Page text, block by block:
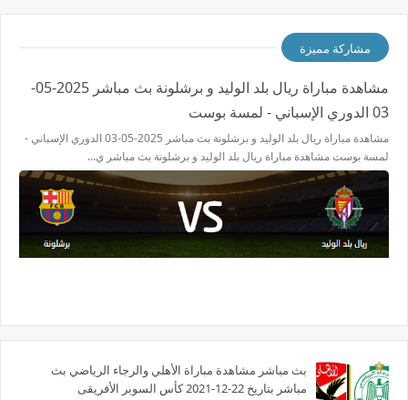
مشاركة مميزة
مشاهدة مباراة ريال بلد الوليد و برشلونة بث مباشر 2025-05-
03 الدوري الإسباني - لمسة بوست
مشاهدة مباراة ريال بلد الوليد و برشلونة بث مباشر 2025-05-03 الدوري الإسباني -
لمسة بوست مشاهدة مباراة ريال بلد الوليد و برشلونة بث مباشر ي…
بث مباشر مشاهدة مباراة الأهلي والرجاء الرياضي بث
مباشر بتاريخ 22-12-2021 كأس السوبر الأفريقى